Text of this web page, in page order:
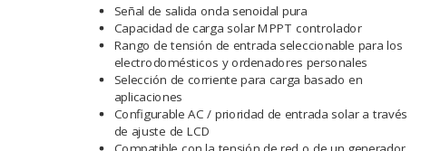
Señal de salida onda senoidal pura
Capacidad de carga solar MPPT controlador
Rango de tensión de entrada seleccionable para los
electrodomésticos y ordenadores personales
Selección de corriente para carga basado en
aplicaciones
Configurable AC / prioridad de entrada solar a través
de ajuste de LCD